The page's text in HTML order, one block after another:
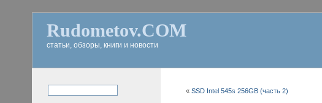
Rudometov.COM
статьи, обзоры, книги и новости
«SSD Intel 545s 256GB (часть 2)